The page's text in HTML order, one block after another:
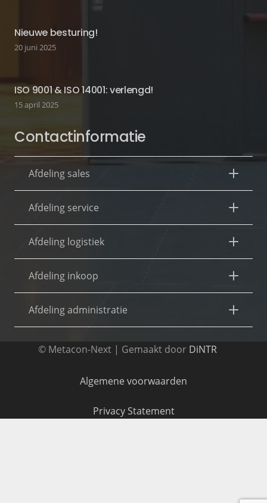
Nieuwe besturing!
20 juni 2025
ISO 9001 & ISO 14001: verlengd!
15 april 2025
Contactinformatie
Afdeling sales
Afdeling service
Afdeling logistiek
Afdeling inkoop
Afdeling administratie
© Metacon-Next | Gemaakt door DiNTR
Algemene voorwaarden
Privacy Statement